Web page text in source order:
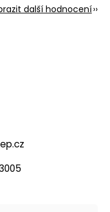
další hodnocení